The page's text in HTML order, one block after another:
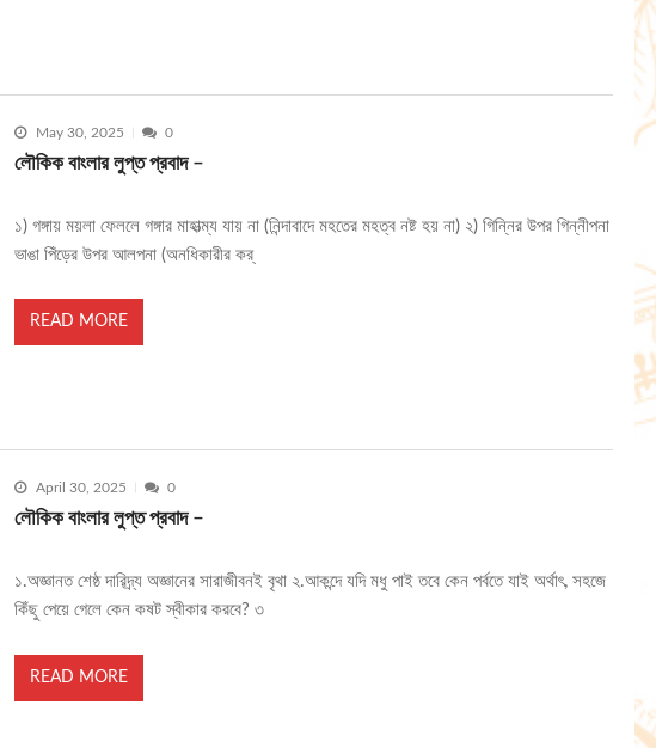
May 30, 2025 0
লৌকিক বাংলার লুপ্ত প্রবাদ –
১) গঙ্গায় ময়লা ফেললে গঙ্গার মাহাত্ম্য যায় না (নিন্দাবাদে মহতের মহত্ব নষ্ট হয় না) ২) গিন্নির উপর গিন্নীপনা
ভাঙা পিঁড়ের উপর আলপনা (অনধিকারীর কর্
READ MORE
April 30, 2025 0
লৌকিক বাংলার লুপ্ত প্রবাদ –
১.অজ্ঞানত শেষ্ঠ দারিদ্র্য অজ্ঞানের সারাজীবনই বৃথা ২.আকন্দে যদি মধু পাই তবে কেন পর্বতে যাই অর্থাৎ, সহজে
কিঁছু পেয়ে গেলে কেন কষট স্বীকার করবে? ৩
READ MORE